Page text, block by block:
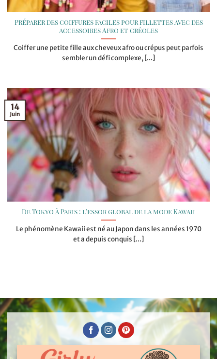
Préparer des coiffures faciles pour fillettes avec des
accessoires Afro et créoles
Coiffer une petite fille aux cheveux afro ou crépus peut parfois
sembler un défi complexe, [...]
De Tokyo à Paris : l’essor global de la mode Kawaii
Le phénomène Kawaii est né au Japon dans les années 1970
et a depuis conquis [...]
14
Juin